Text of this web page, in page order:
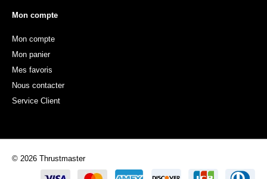
Mon compte
Mon compte
Mon panier
Mes favoris
Nous contacter
Service Client
© 2026 Thrustmaster